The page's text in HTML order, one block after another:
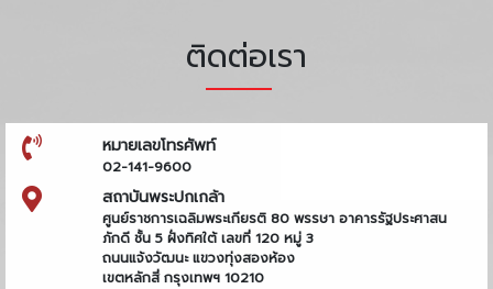
ติดต่อเรา
หมายเลขโทรศัพท์
02-141-9600
สถาบันพระปกเกล้า
ศูนย์ราชการเฉลิมพระเกียรติ 80 พรรษา อาคารรัฐประศาสน
ภักดี ชั้น 5 ฝั่งทิศใต้ เลขที่ 120 หมู่ 3
ถนนแจ้งวัฒนะ แขวงทุ่งสองห้อง
เขตหลักสี่ กรุงเทพฯ 10210